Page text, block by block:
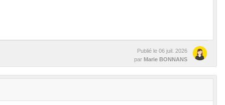
Publié le 06 juil. 2026
par Marie BONNANS